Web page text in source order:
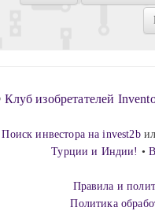
Клуб изобретателей
Поиск инвестора на invest2b
Турции и Индии! •
Правила и
Политика